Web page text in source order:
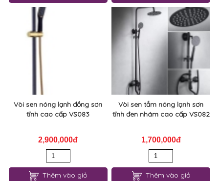
Vòi sen nóng lạnh đồng sơn
tĩnh cao cấp VS083
2,900,000đ
Thêm vào giỏ
Vòi sen tắm nóng lạnh sơn
tĩnh đen nhám cao cấp VS082
1,700,000đ
Thêm vào giỏ